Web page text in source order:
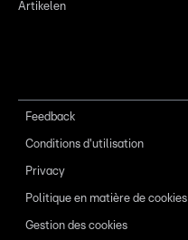
Artikelen
Feedback
Conditions d'utilisation
Privacy
Politique en matière de cookies
Gestion des cookies